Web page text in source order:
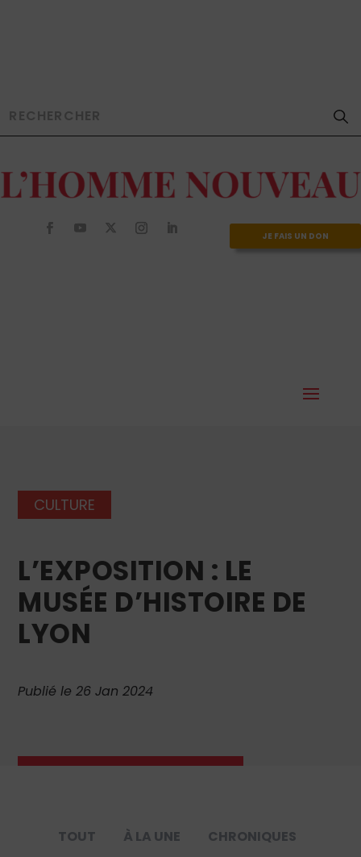
JE FAIS UN DON
CULTURE
L’EXPOSITION : LE
MUSÉE D’HISTOIRE DE
LYON
Publié le 26 Jan 2024
TOUT À LA UNE
CHRONIQUES